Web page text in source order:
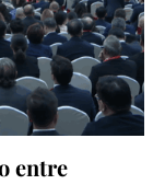
entre